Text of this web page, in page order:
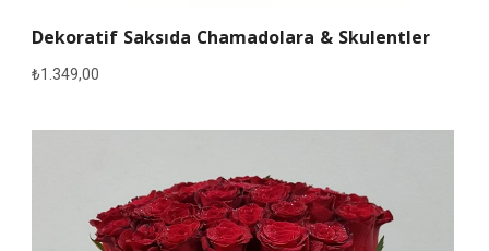
Dekoratif Saksıda Chamadolara & Skulentler
₺1.349,00